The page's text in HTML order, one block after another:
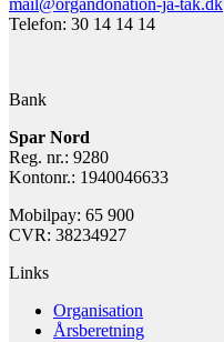
Telefon: 30 14 14 14
Bank
Spar Nord
Reg. nr.: 9280
Kontonr.: 1940046633
Mobilpay: 65 900
CVR: 38234927
Links
Organisation
Årsberetning